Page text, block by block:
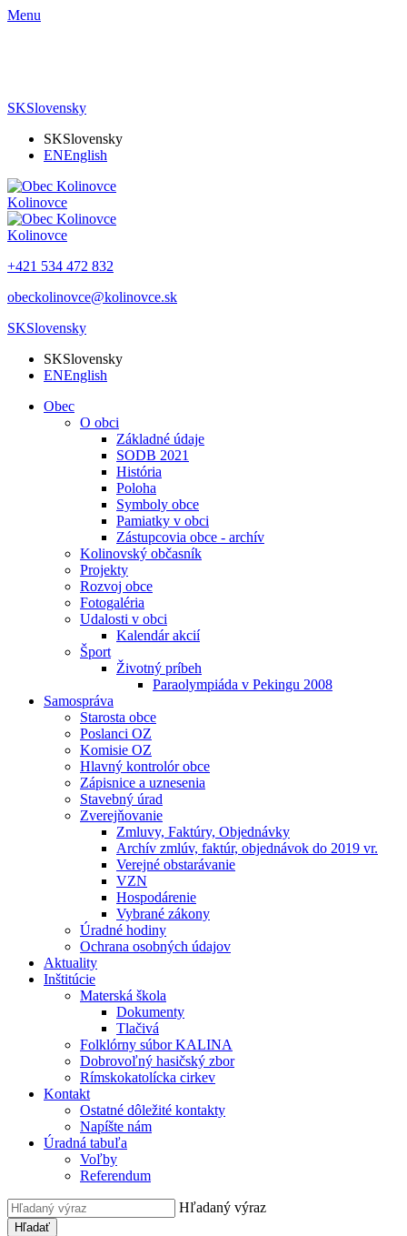
Menu
SKSlovensky
SKSlovensky
ENEnglish
Kolinovce
Kolinovce
+421 534 472 832
obeckolinovce@kolinovce.sk
SKSlovensky
SKSlovensky
ENEnglish
Obec
O obci
Základné údaje
SODB 2021
História
Poloha
Symboly obce
Pamiatky v obci
Zástupcovia obce - archív
Kolinovský občasník
Projekty
Rozvoj obce
Fotogaléria
Udalosti v obci
Kalendár akcií
Šport
Životný príbeh
Paraolympiáda v Pekingu 2008
Samospráva
Starosta obce
Poslanci OZ
Komisie OZ
Hlavný kontrolór obce
Zápisnice a uznesenia
Stavebný úrad
Zverejňovanie
Zmluvy, Faktúry, Objednávky
Archív zmlúv, faktúr, objednávok do 2019 vr.
Verejné obstarávanie
VZN
Hospodárenie
Vybrané zákony
Úradné hodiny
Ochrana osobných údajov
Aktuality
Inštitúcie
Materská škola
Dokumenty
Tlačivá
Folklórny súbor KALINA
Dobrovoľný hasičský zbor
Rímskokatolícka cirkev
Kontakt
Ostatné dôležité kontakty
Napíšte nám
Úradná tabuľa
Voľby
Referendum
Hľadaný výraz
Hľadať